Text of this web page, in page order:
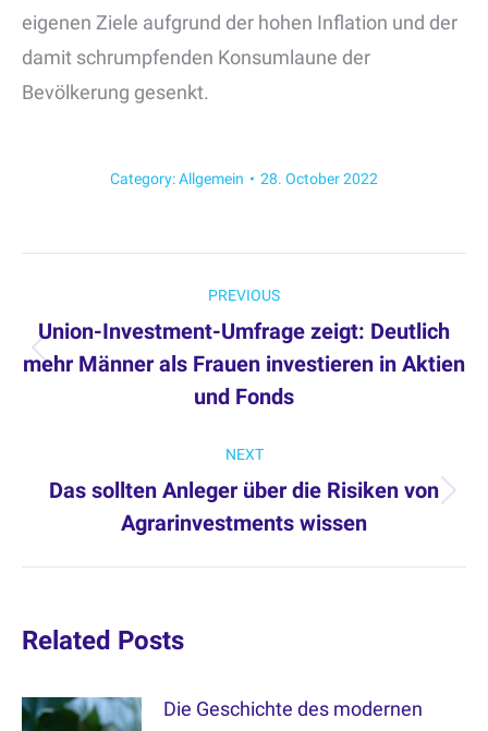
eigenen Ziele aufgrund der hohen Inflation und der
damit schrumpfenden Konsumlaune der
Bevölkerung gesenkt.
Category:Allgemein 28. October 2022
navigation
PREVIOUS
Previous
post:
Union-Investment-Umfrage zeigt: Deutlich
mehr Männer als Frauen investieren in Aktien
und Fonds
NEXT
Next
Das sollten Anleger über die Risiken von
Agrarinvestments wissen
Related Posts
Die Geschichte des modernen